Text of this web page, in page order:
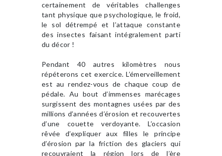
certainement de véritables challenges
tant physique que psychologique, le froid,
le sol détrempé et l’attaque constante
des insectes faisant intégralement parti
du décor !
Pendant 40 autres kilomètres nous
répéterons cet exercice. L’émerveillement
est au rendez-vous de chaque coup de
pédale. Au bout d’immenses marécages
surgissent des montagnes usées par des
millions d’années d’érosion et recouvertes
d’une couette verdoyante. L’occasion
rêvée d’expliquer aux filles le principe
d’érosion par la friction des glaciers qui
recouvraient la région lors de l’ère